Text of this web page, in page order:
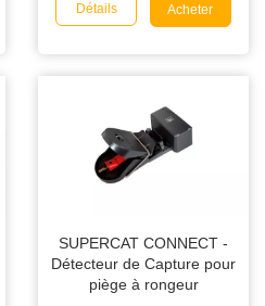
Détails Acheter
SUPERCAT CONNECT -
Détecteur de Capture pour
piège à rongeur